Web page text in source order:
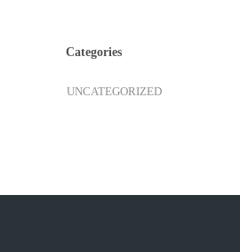
Categories
UNCATEGORIZED